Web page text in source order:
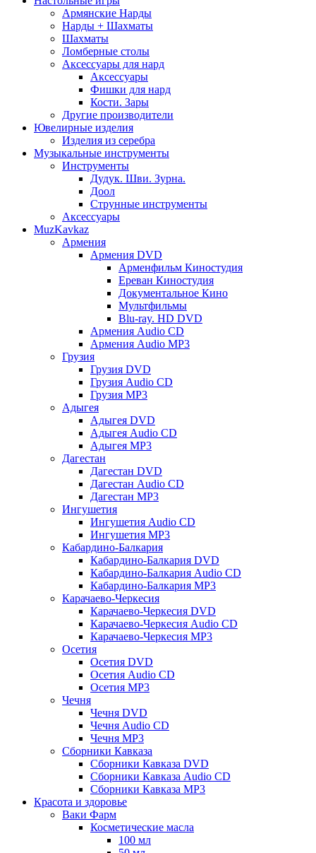
Армянские Нарды
Нарды + Шахматы
Шахматы
Ломберные столы
Аксессуары для нард
Аксессуары
Фишки для нард
Кости. Зары
Другие производители
Ювелирные изделия
Изделия из серебра
Музыкальные инструменты
Инструменты
Дудук. Шви. Зурна.
Доол
Струнные инструменты
Аксессуары
MuzKavkaz
Армения
Армения DVD
Арменфильм Киностудия
Ереван Киностудия
Документальное Кино
Мультфильмы
Blu-ray. HD DVD
Армения Audio CD
Армения Audio MP3
Грузия
Грузия DVD
Грузия Audio CD
Грузия MP3
Адыгея
Адыгея DVD
Адыгея Audio CD
Адыгея MP3
Дагестан
Дагестан DVD
Дагестан Audio CD
Дагестан MP3
Ингушетия
Ингушетия Audio CD
Ингушетия MP3
Кабардино-Балкария
Кабардино-Балкария DVD
Кабардино-Балкария Audio CD
Кабардино-Балкария MP3
Карачаево-Черкесия
Карачаево-Черкесия DVD
Карачаево-Черкесия Audio CD
Карачаево-Черкесия MP3
Осетия
Осетия DVD
Осетия Audio CD
Осетия MP3
Чечня
Чечня DVD
Чечня Audio CD
Чечня MP3
Сборники Кавказа
Сборники Кавказа DVD
Сборники Кавказа Audio CD
Сборники Кавказа MP3
Красота и здоровье
Ваки Фарм
Косметические масла
100 мл